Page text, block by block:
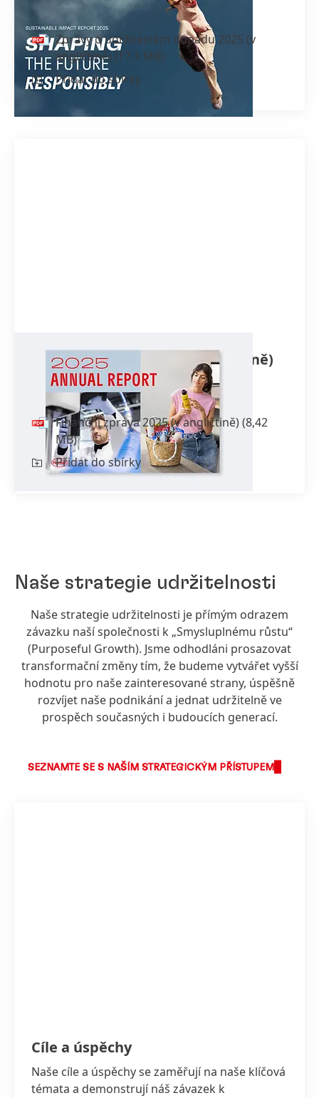
(v angličtině)
Zprávy o udržitelném dopadu 2025 (v
angličtině)(17,1 MB)
Přidat do sbírky
Finanční zpráva 2025 (v angličtině)
incl.Sustainability Statement
Finanční zpráva 2025(v angličtině)(8,42
MB)
Přidat do sbírky
Naše strategie udržitelnosti
Naše strategie udržitelnosti je přímým odrazem
závazku naší společnosti k „Smysluplnému růstu“
(Purposeful Growth). Jsme odhodláni prosazovat
transformační změny tím, že budeme vytvářet vyšší
hodnotu pro naše zainteresované strany, úspěšně
rozvíjet naše podnikání a jednat udržitelně ve
prospěch současných i budoucích generací.
SEZNAMTE SE S NAŠÍM STRATEGICKÝM PŘÍSTUPEM
Cíle a úspěchy
Naše cíle a úspěchy se zaměřují na naše klíčová
témata a demonstrují náš závazek k